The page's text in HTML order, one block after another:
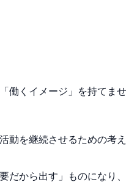
働くイメージ」を持てませ
動を継続させるための考
だから出す」ものになり